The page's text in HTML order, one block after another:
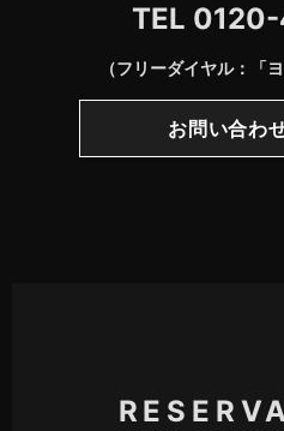
TEL
（フリーダイヤル：「
お問い合わ